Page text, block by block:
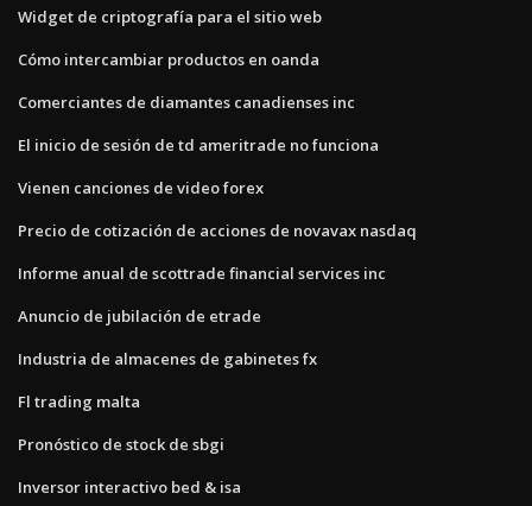
Widget de criptografía para el sitio web
Cómo intercambiar productos en oanda
Comerciantes de diamantes canadienses inc
El inicio de sesión de td ameritrade no funciona
Vienen canciones de video forex
Precio de cotización de acciones de novavax nasdaq
Informe anual de scottrade financial services inc
Anuncio de jubilación de etrade
Industria de almacenes de gabinetes fx
Fl trading malta
Pronóstico de stock de sbgi
Inversor interactivo bed & isa